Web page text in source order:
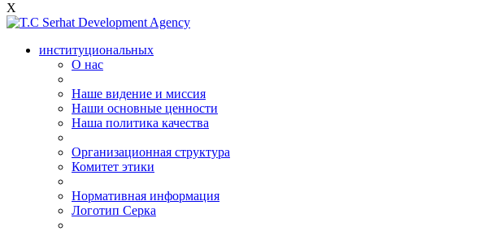
X
институциональных
О нас
Наше видение и миссия
Наши основные ценности
Наша политика качества
Организационная структура
Комитет этики
Нормативная информация
Логотип Серка